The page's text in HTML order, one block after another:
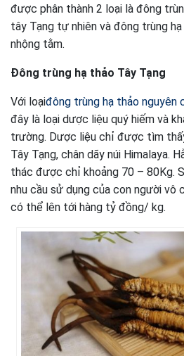
được phân thành 2 loại là đông
tây Tạng tự nhiên và đông trùng
nhộng tằm.
Đông trùng hạ thảo Tây Tạng
Với loạiđông trùng hạ thảo nguyên
đây là loại dược liệu quý hiếm và
trường. Dược liệu chỉ được tìm
Tây Tạng, chân dãy núi Himalaya.
thác được chỉ khoảng 70 – 80Kg.
nhu cầu sử dụng của con người vô
có thể lên tới hàng tỷ đồng/ kg.